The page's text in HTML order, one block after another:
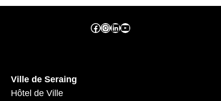
Facebook ville de seraing Instragram ville de seraing linkedin – ville de seraing YouTube
Ville de Seraing
Hôtel de Ville